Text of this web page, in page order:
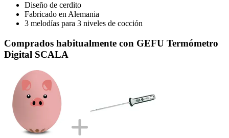
Diseño de cerdito
Fabricado en Alemania
3 melodías para 3 niveles de cocción
Comprados habitualmente con GEFU Termómetro
Digital SCALA